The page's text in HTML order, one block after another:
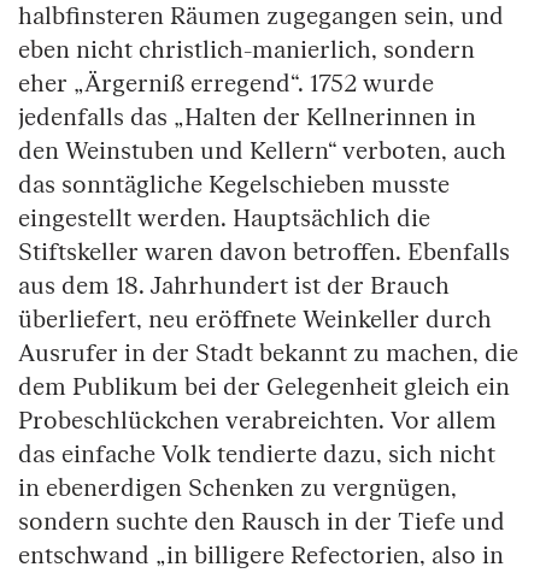
halbfinsteren Räumen zugegangen sein, und
eben nicht christlich-manierlich, sondern
eher „Ärgerniß erregend“. 1752 wurde
jedenfalls das „Halten der Kellnerinnen in
den Weinstuben und Kellern“ verboten, auch
das sonntägliche Kegelschieben musste
eingestellt werden. Hauptsächlich die
Stiftskeller waren davon betroffen. Ebenfalls
aus dem 18. Jahrhundert ist der Brauch
überliefert, neu eröffnete Weinkeller durch
Ausrufer in der Stadt bekannt zu machen, die
dem Publikum bei der Gelegenheit gleich ein
Probeschlückchen verabreichten. Vor allem
das einfache Volk tendierte dazu, sich nicht
in ebenerdigen Schenken zu vergnügen,
sondern suchte den Rausch in der Tiefe und
entschwand „in billigere Refectorien, also in